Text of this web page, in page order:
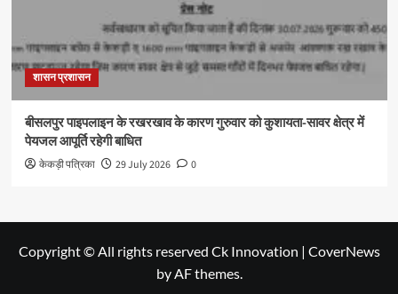
शासन प्रशासन
बीसलपुर पाइपलाइन के रखरखाव के कारण गुरुवार को कुशायता-सावर क्षेत्र में
पेयजल आपूर्ति रहेगी बाधित
केकड़ी पत्रिका 29 July 2026 0
Copyright © All rights reserved Ck Innovation | CoverNews
by AF themes.